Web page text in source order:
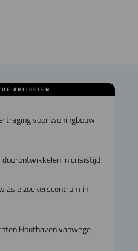
ARTIKELEN
voor woningbouw
in crisistijd
asielzoekerscentrum in
Houthaven vanwege